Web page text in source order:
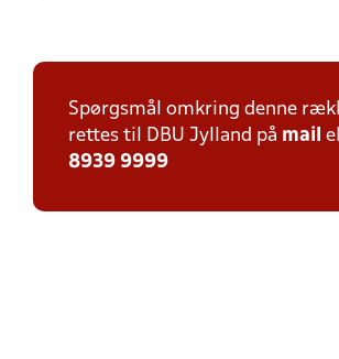
Spørgsmål omkring denne
rettes til DBU Jylland på mail
8939 9999